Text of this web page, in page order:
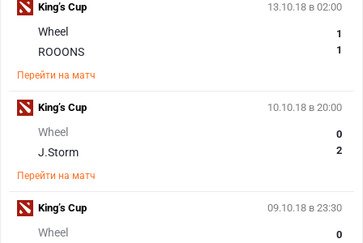
13.10.18 в 02:00
Wheel
ROOONS
1
1
Перейти на матч
King’s Cup
10.10.18 в 20:00
Wheel
J.Storm
0
2
Перейти на матч
King’s Cup
09.10.18 в 23:30
Wheel
0
King’s Cup